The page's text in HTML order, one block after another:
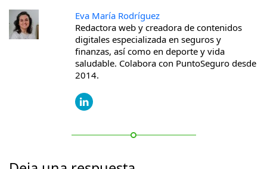
Eva María Rodríguez
Redactora web y creadora de contenidos
digitales especializada en seguros y
finanzas, así como en deporte y vida
saludable. Colabora con PuntoSeguro desde
2014.